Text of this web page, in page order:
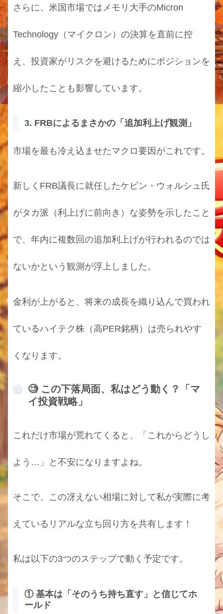
さらに、米国市場ではメモリ大手のMicron
Technology（マイクロン）の決算を直前に控
え、投資家がリスクを避けるためにポジションを
縮小したことも影響しています。
3. FRBによるまさかの「追加利上げ観測」
市場を最も冷え込ませたマクロ要因がこれです。
新しくFRB議長に就任したケビン・ウォルシュ氏
がタカ派（利上げに前向き）な姿勢を示したこと
で、年内に複数回の追加利上げが行われるのでは
ないかという観測が浮上しました。
金利が上がると、将来の成長を織り込んで買われ
ているハイテク株（高PER銘柄）は売られやす
くなります。
🧐 この下落局面、私はどう動く？「マ
イ投資戦略」
これだけ市場が荒れてくると、「これからどうし
よう…」と不安になりますよね。
そこで、この冴えない相場に対して私が実際に考
えているリアルな立ち回り方を共有します！
私は以下の3つのステップで動く予定です。
① 基本は「そのうち持ち直す」と信じてホ
ールド